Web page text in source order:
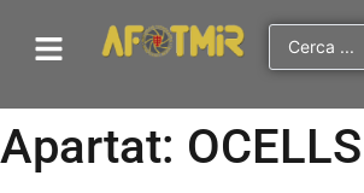
Apartat: OCELLS